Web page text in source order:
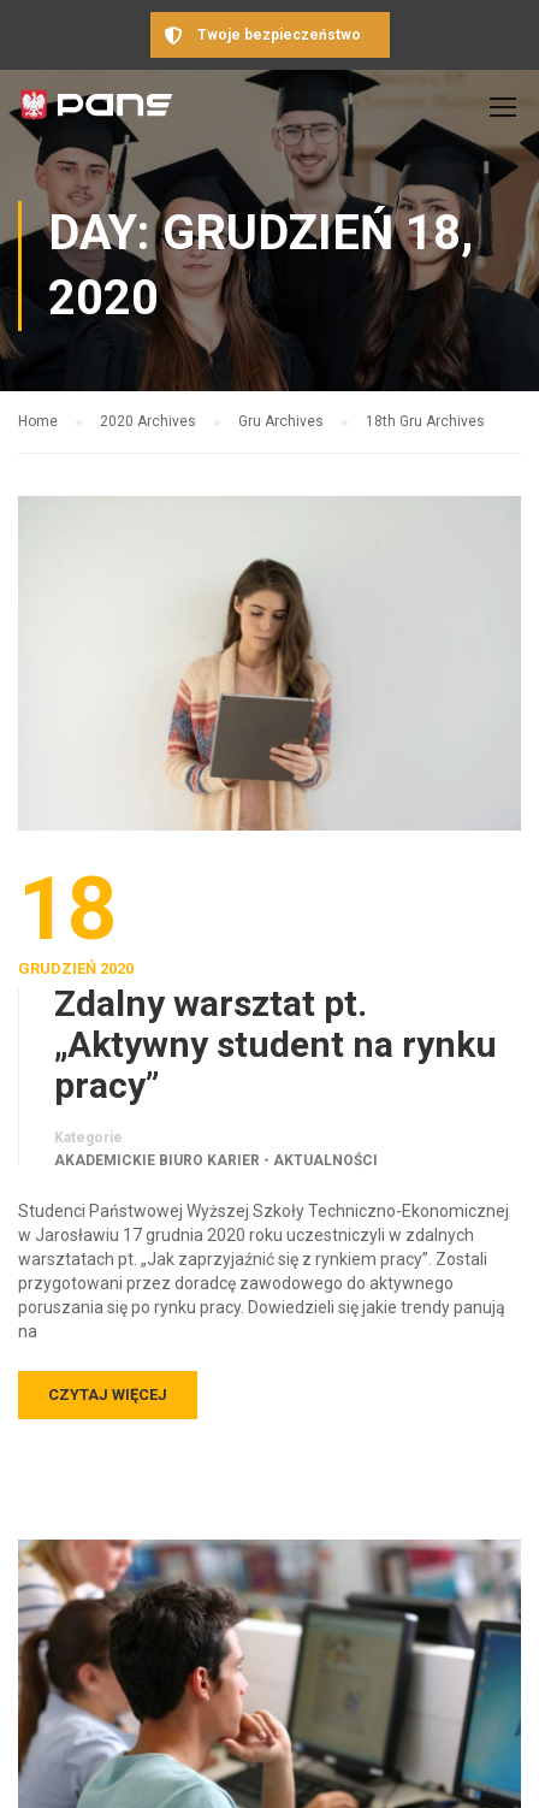
Twoje bezpieczeństwo
DAY: GRUDZIEŃ 18,
2020
Home 2020 Archives Gru Archives 18th Gru Archives
18
GRUDZIEŃ 2020
Zdalny warsztat pt.
„Aktywny student na rynku
pracy”
Kategorie
AKADEMICKIE BIURO KARIER - AKTUALNOŚCI
Studenci Państwowej Wyższej Szkoły Techniczno-Ekonomicznej
w Jarosławiu 17 grudnia 2020 roku uczestniczyli w zdalnych
warsztatach pt. „Jak zaprzyjaźnić się z rynkiem pracy”. Zostali
przygotowani przez doradcę zawodowego do aktywnego
poruszania się po rynku pracy. Dowiedzieli się jakie trendy panują
na
CZYTAJ WIĘCEJ